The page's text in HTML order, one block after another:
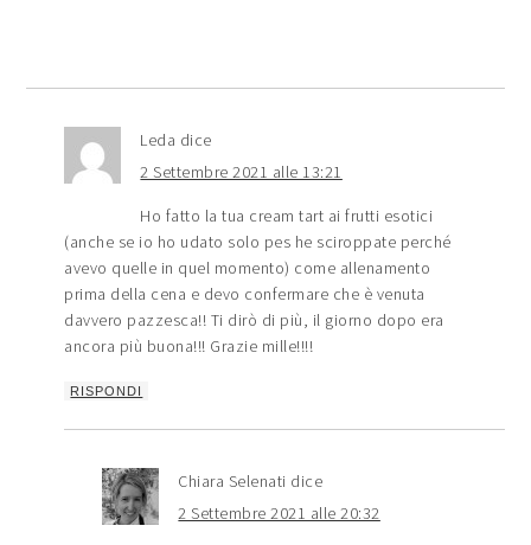
Leda dice
2 Settembre 2021 alle 13:21
Ho fatto la tua cream tart ai frutti esotici
(anche se io ho udato solo pes he sciroppate perché
avevo quelle in quel momento) come allenamento
prima della cena e devo confermare che è venuta
davvero pazzesca!! Ti dirò di più, il giorno dopo era
ancora più buona!!! Grazie mille!!!!
RISPONDI
Chiara Selenati dice
2 Settembre 2021 alle 20:32